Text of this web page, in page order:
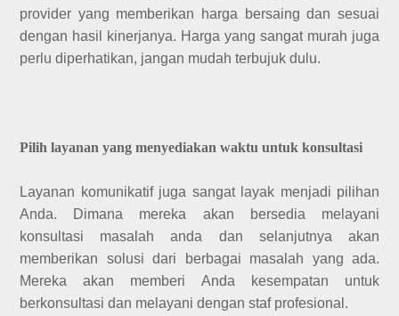
provider yang memberikan harga bersaing dan sesuai
dengan hasil kinerjanya. Harga yang sangat murah juga
perlu diperhatikan, jangan mudah terbujuk dulu.
Pilih layanan yang menyediakan waktu untuk konsultasi
Layanan komunikatif juga sangat layak menjadi pilihan
Anda. Dimana mereka akan bersedia melayani
konsultasi masalah anda dan selanjutnya akan
memberikan solusi dari berbagai masalah yang ada.
Mereka akan memberi Anda kesempatan untuk
berkonsultasi dan melayani dengan staf profesional.